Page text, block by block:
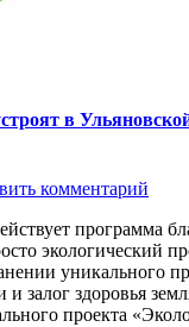
в
комментарий
программа
экологический
уникального
и залог здоровья
проекта